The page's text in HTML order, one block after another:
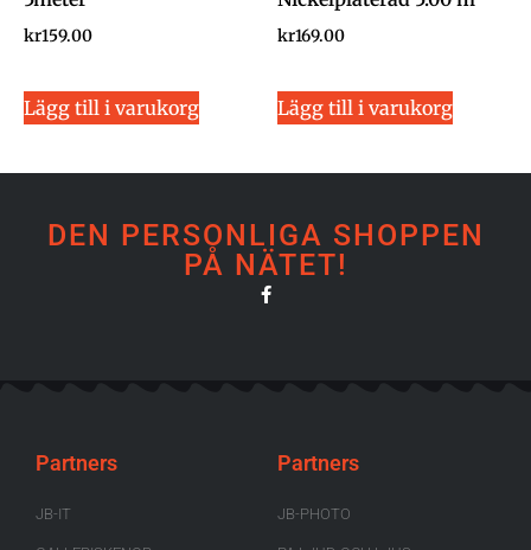
kr159.00
Lägg till i varukorg
kr169.00
Lägg till i varukorg
DEN PERSONLIGA SHOPPEN
PÅ NÄTET!
Partners
JB-IT
Partners
JB-PHOTO